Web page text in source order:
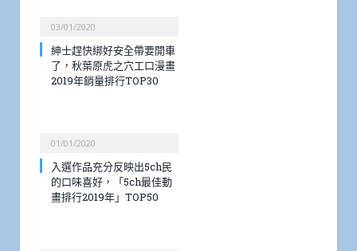
03/01/2020
紳士趕快綁好安全帶要開車
了，秋葉原虎之穴工口漫畫
2019年銷量排行TOP30
01/01/2020
入選作品充分反映出5ch民
的口味喜好，「5ch最佳動
畫排行2019年」TOP50